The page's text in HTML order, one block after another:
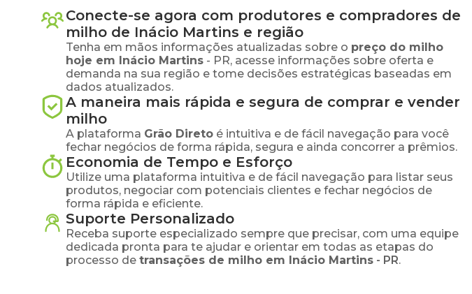
Conecte-se agora com produtores e compradores de
milho de Inácio Martins e região
Tenha em mãos informações atualizadas sobre o preço do milho
hoje em Inácio Martins - PR, acesse informações sobre oferta e
demanda na sua região e tome decisões estratégicas baseadas em
dados atualizados.
A maneira mais rápida e segura de comprar e vender
milho
A plataforma Grão Direto é intuitiva e de fácil navegação para você
fechar negócios de forma rápida, segura e ainda concorrer a prêmios.
Economia de Tempo e Esforço
Utilize uma plataforma intuitiva e de fácil navegação para listar seus
produtos, negociar com potenciais clientes e fechar negócios de
forma rápida e eficiente.
Suporte Personalizado
Receba suporte especializado sempre que precisar, com uma equipe
dedicada pronta para te ajudar e orientar em todas as etapas do
processo de transações de milho em Inácio Martins - PR.